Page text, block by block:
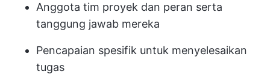
Anggota tim proyek dan peran serta
tanggung jawab mereka
Pencapaian spesifik untuk menyelesaikan
tugas